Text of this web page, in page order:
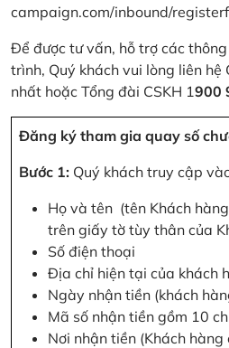
campaign.com/inbound/
Để được tư vấn, hỗ trợ các
trình, Quý khách vui lòng liên hệ
nhất hoặc Tổng đài CSKH 1900
Đăng ký tham gia quay số
Bước 1: Quý khách truy cập
Họ và tên (tên Khách
trên giấy tờ tùy thân của
Số điện thoại
Địa chỉ hiện tại của khách
Ngày nhận tiền (khách
Mã số nhận tiền gồm 10
Nơi nhận tiền (Khách